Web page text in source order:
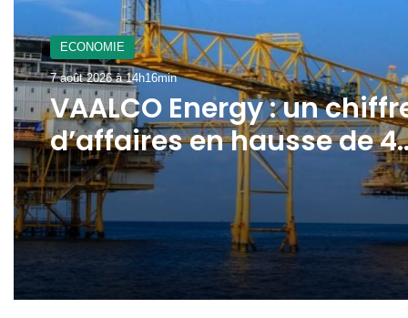
ECONOMIE
7 août 2026 à 14h16min
VAALCO Energy : un
d’affaires en hausse de
au 2ème trimestre 2026
A La Une
7 août 2026 à 12h21min
Gabon : le gouvernement
mobilisé pour la
concrétisation du
mégaprojet de Fer de
Baniaka